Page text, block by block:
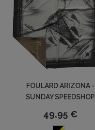
FOULARD ARIZONA -
SUNDAY SPEEDSHOP
49,95 €